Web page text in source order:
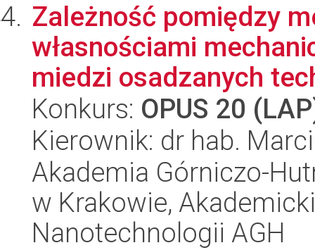
Zależność pomiędzy
własnościami
miedzi osadzanych
Konkurs: OPUS 20
Kierownik: dr hab.
Akademia Górniczo-
w Krakowie,
Nanotechnologii AGH